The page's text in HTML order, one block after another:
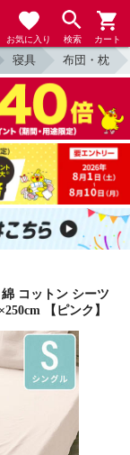
お気に入り 検索 カート
寝具 布団・枕
コットン シーツ
【ピンク】